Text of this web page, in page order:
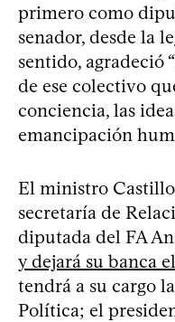
primero como
senador, desde la
sentido, agradeció
de ese colectivo
conciencia, las
emancipación
El ministro
secretaría de
diputada del FA
y dejará su banca
tendrá a su cargo
Política; el